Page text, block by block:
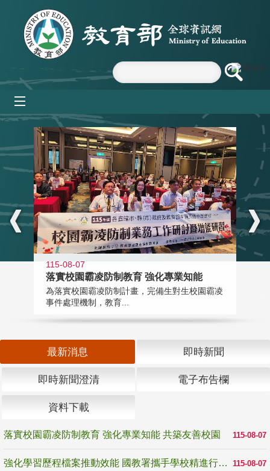
跳到主要內容區塊
:::
115-08-07
落實校園霸凌防制教育 強化專業知能
為落實校園霸凌防制計畫，完備生對生校園霸凌
事件處理機制，教育...
最新消息 即時新聞
即時新聞澄清 電子布告欄
資料下載
115-08-07
落實校園霸凌防制教育 強化專業知能 共築友善校園
115-08-07
強化學習歷程檔案推動效能 國教署攜手學校精進行政與教學支持